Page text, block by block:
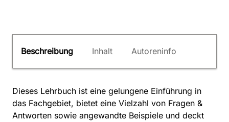
Beschreibung Inhalt Autoreninfo
Dieses Lehrbuch ist eine gelungene Einführung in
das Fachgebiet, bietet eine Vielzahl von Fragen &
Antworten sowie angewandte Beispiele und deckt